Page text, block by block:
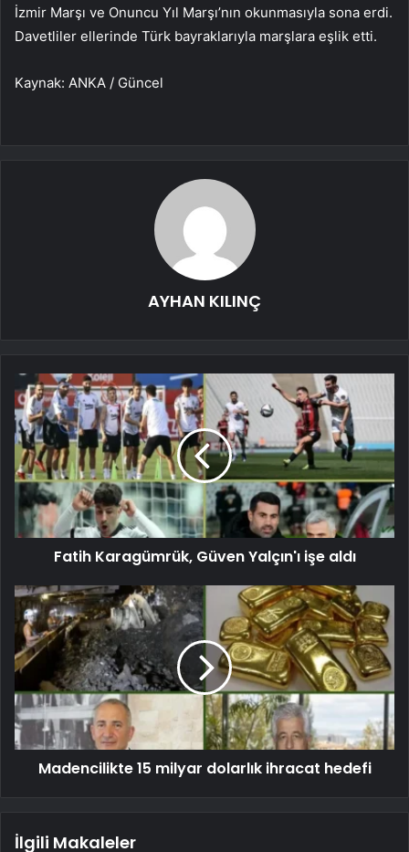
İzmir Marşı ve Onuncu Yıl Marşı’nın okunmasıyla sona erdi.
Davetliler ellerinde Türk bayraklarıyla marşlara eşlik etti.
Kaynak: ANKA / Güncel
AYHAN KILINÇ
Fatih Karagümrük, Güven Yalçın'ı işe aldı
Madencilikte 15 milyar dolarlık ihracat hedefi
İlgili Makaleler